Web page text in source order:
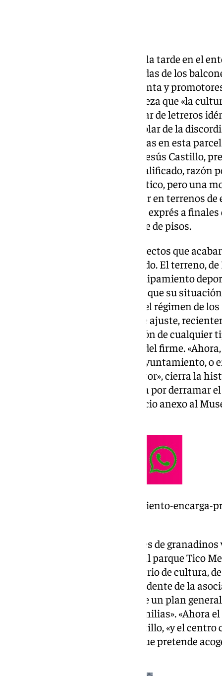
En la calma con la que discurre la tarde en el
irrumpen tres pancartas, colgadas de los
, Junta y
mientras otra subraya con firmeza que «la
fondo, en la misma calle, otro par de letreros
unos toldos, justo delante del solar de la
construcción de nuevas viviendas en esta
deportivo», sentencia Antonio Jesús Castillo,
Lagos. Como tal se encuentra calificado, razón
de 20 años en un limbo urbanístico, pero una
Consistorio, que permite edificar en terrenos
construcción, propició su venta exprés a
ahora planea levantar un bloque de pisos.
Después de dos décadas de proyectos que
triturados, todo se dio muy rápido. El terreno,
catalogado como parcela de equipamiento
apenas unas semanas antes de que su
mediante una modificación en el régimen de
Ayuntamiento de Granada. Este ajuste,
Andalucía, permitía la edificación de cualquier
independencia de la definición del firme.
convierte en 120 pisos, dice el Ayuntamiento, o
parece que dice ahora el promotor», cierra la
gota más en el vaso que termina por derramar
molestos por la cesión del espacio anexo al
https://www.101tv.es/ayuntamiento-encarga-
«Eso fue lo que nos atrajo a miles de
expansión, que iba a ser, junto al parque Tico
el Parque de las Ciencias, un barrio de cultura,
familia», lamenta ahora el presidente de la
puntualiza que «no es lógico que un plan
lo haga después de llegar las familias». «Ahora
bloques de ladrillo», insiste Castillo, «y el
cemento dentro de un parque que pretende